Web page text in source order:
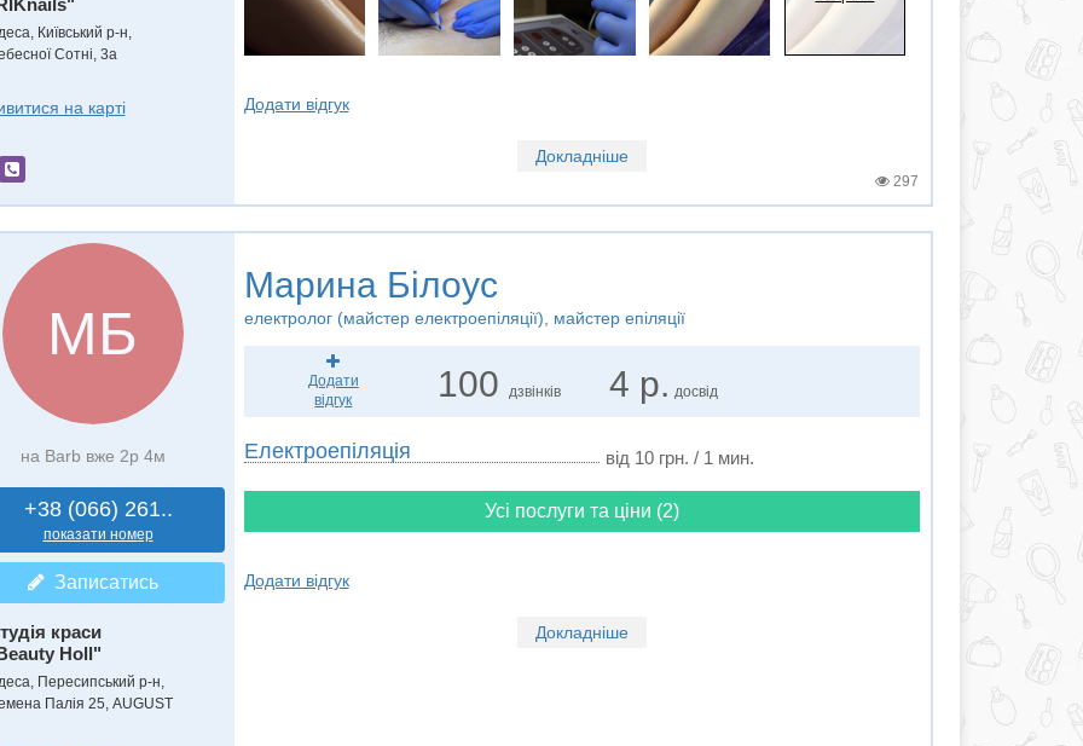
Київський р-н,
Сотні, 3а
на карті Додати відгук
Докладніше
297
МБ
на Barb вже 2р 4м
+38 (066) 261..
показати номер
Записатись
краси
Holl"
Пересипський р-н,
Палія 25, AUGUST
Марина Білоус
електролог (майстер електроепіляції), майстер епіляції
Додати
відгук
100 дзвінків 4 р. досвід
Електроепіляція від 10 грн. / 1 мин.
Усі послуги та ціни (2)
Додати відгук
Докладніше